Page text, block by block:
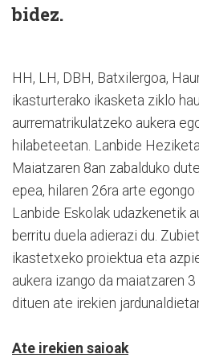
bidez.
HH, LH, DBH, Batxilergoa,
ikasturterako ikasketa ziklo
aurrematrikulatzeko aukera
hilabeteetan. Lanbide
Maiatzaren 8an zabalduko
epea, hilaren 26ra arte egongo
Lanbide Eskolak udazkenetik
berritu duela adierazi du.
ikastetxeko proiektua eta
aukera izango da maiatzaren
dituen ate irekien
Ate irekien saioak